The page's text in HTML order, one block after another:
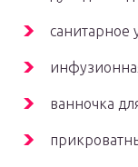
санитарное
ванночка